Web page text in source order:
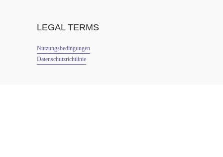
LEGAL TERMS
Nutzungsbedingungen
Datenschutzrichtlinie